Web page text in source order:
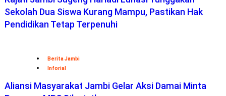
Sekolah Dua Siswa Kurang Mampu, Pastikan Hak
Pendidikan Tetap Terpenuhi
Berita Jambi
Inforial
Aliansi Masyarakat Jambi Gelar Aksi Damai Minta